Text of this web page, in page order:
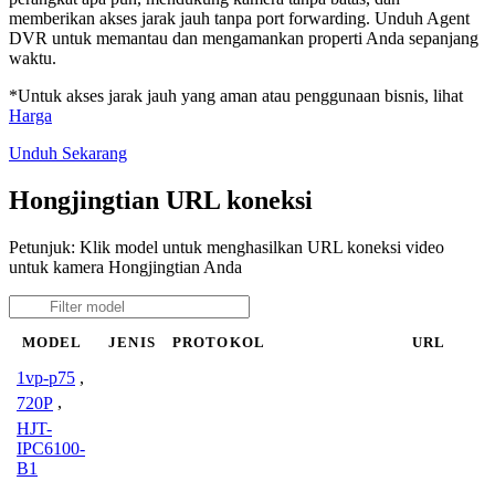
memberikan akses jarak jauh tanpa port forwarding. Unduh Agent
DVR untuk memantau dan mengamankan properti Anda sepanjang
waktu.
*Untuk akses jarak jauh yang aman atau penggunaan bisnis, lihat
Harga
Unduh Sekarang
Hongjingtian URL koneksi
Petunjuk: Klik model untuk menghasilkan URL koneksi video
untuk kamera Hongjingtian Anda
MODEL JENIS PROTOKOL URL
1vp-p75 ,
720P ,
HJT-
IPC6100-
B1